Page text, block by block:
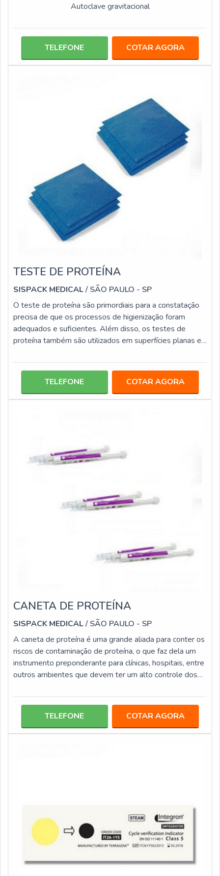
Autoclave gravitacional
TELEFONE COTAR AGORA
TESTE DE PROTEÍNA
SISPACK MEDICAL/ SÃO PAULO - SP
O teste de proteína são primordiais para a constatação
precisa de que os processos de higienização foram
adequados e suficientes. Além disso, os testes de
proteína também são utilizados em superfícies planas e
como automatizada. Este tipo de teste é aplicado em
ou sem lúmen; Endoscópios; Articulações; Cavidades.De
alta eficácia, esta modalidade de teste é capacitada para
TELEFONE COTAR AGORA
CANETA DE PROTEÍNA
SISPACK MEDICAL/ SÃO PAULO - SP
A caneta de proteína é uma grande aliada para conter os
riscos de contaminação de proteína, o que faz dela um
instrumento preponderante para clínicas, hospitais, entre
outros ambientes que devem ter um alto controle dos
vantagens, entre elas: Alta capacidade de detecção seja
ug de proteína; Agilidade de resposta; Fácil
interpretação do resultado.A caneta fabricada para teste
TELEFONE COTAR AGORA